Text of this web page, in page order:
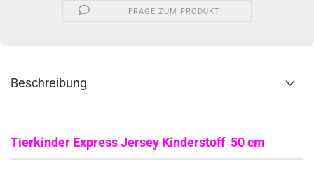
FRAGE ZUM PRODUKT
Beschreibung
Tierkinder Express Jersey Kinderstoff 50 cm